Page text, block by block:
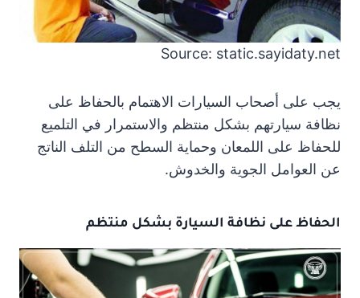
Source: static.sayidaty.net
يجب على أصحاب السيارات الاهتمام بالحفاظ على
نظافة سيارتهم بشكل منتظم والاستمرار في التلميع
للحفاظ على اللمعان وحماية السطح من التلف الناتج
عن العوامل الجوية والخدوش.
الحفاظ على نظافة السيارة بشكل منتظم